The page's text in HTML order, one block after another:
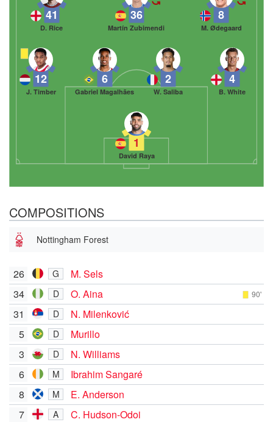
1
David Raya
12
J. Timber
6
Gabriel Magalhães
2
W. Saliba
4
B. White
41
D. Rice
36
Martín Zubimendi
8
M. Ødegaard
COMPOSITIONS
Nottingham Forest
26 G
M. Sels
34
D O. Aina 90'
31 D
N. Milenković
5
D
Murillo
3
D
N. Williams
6
M
Ibrahim Sangaré
8
M
E. Anderson
7
A
C. Hudson-Odoi